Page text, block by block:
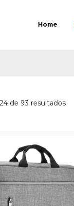
Home
de 93 resultados